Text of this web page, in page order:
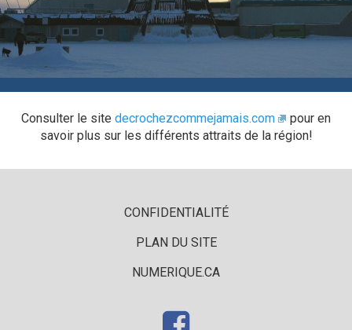
Consulter le site decrochezcommejamais.com
pour en
savoir plus sur les différents attraits de la région!
CONFIDENTIALITÉ
PLAN DU SITE
NUMERIQUE.CA